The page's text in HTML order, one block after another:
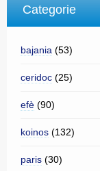
Categorie
bajania (53)
ceridoc (25)
efè (90)
koinos (132)
paris (30)